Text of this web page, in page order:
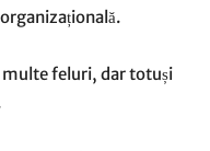
multe feluri, dar totuși